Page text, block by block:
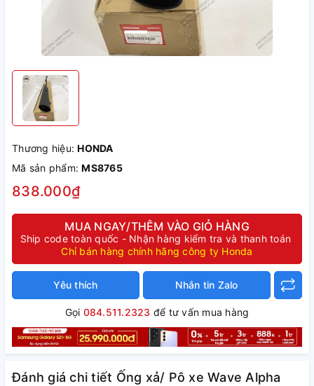
Thương hiệu:HONDA
Mã sản phẩm:MS8765
838.000₫
MUA NGAY/THÊM VÀO GIỎ HÀNG
Ship code toàn quốc - Nhận hàng kiểm tra và thanh toán
Chỉ bán hàng chính hãng công ty Honda
Yêu thích Nhắn tin Zalo
Gọi 084.511.2323 để tư vấn mua hàng
Đánh giá chi tiết Ống xả/ Pô xe Wave Alpha